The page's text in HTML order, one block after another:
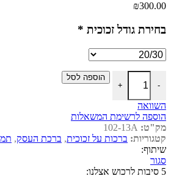
₪300.00
בחירת גודל זכוכית *
-
כמות של ברכת העסק רקע שחור עם כיתוב
+
הוספה לסל
השוואה
הוספה לרשימת המשאלות
מק"ט: 102-13A
קטגוריות: ברכות על זכוכית, ברכת העסק,
שיתוף:
סגור
5 סיבות לרכוש אצלנו: